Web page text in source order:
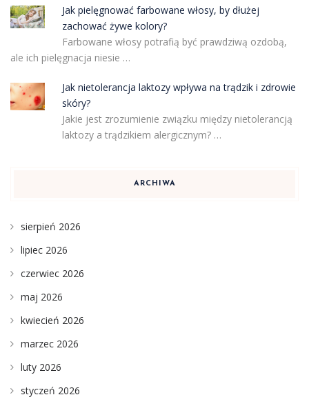
Jak pielęgnować farbowane włosy, by dłużej
zachować żywe kolory?
Farbowane włosy potrafią być prawdziwą ozdobą,
ale ich pielęgnacja niesie …
Jak nietolerancja laktozy wpływa na trądzik i zdrowie
skóry?
Jakie jest zrozumienie związku między nietolerancją
laktozy a trądzikiem alergicznym? …
ARCHIWA
sierpień 2026
lipiec 2026
czerwiec 2026
maj 2026
kwiecień 2026
marzec 2026
luty 2026
styczeń 2026